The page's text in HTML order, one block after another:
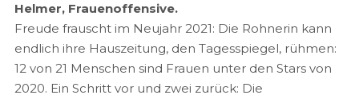
Helmer, Frauenoffensive.
Freude frauscht im Neujahr 2021: Die Rohnerin kann
endlich ihre Hauszeitung, den Tagesspiegel, rühmen:
12 von 21 Menschen sind Frauen unter den Stars von
2020. Ein Schritt vor und zwei zurück: Die